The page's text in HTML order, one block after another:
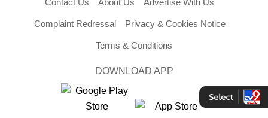
Contact Us About Us Advertise With Us
Complaint Redressal Privacy & Cookies Notice
Terms & Conditions
DOWNLOAD APP